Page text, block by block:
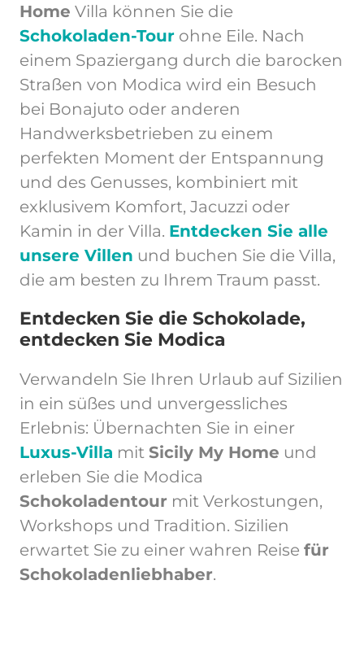
Home Villa können Sie die
Schokoladen-Tour ohne Eile. Nach
einem Spaziergang durch die barocken
Straßen von Modica wird ein Besuch
bei Bonajuto oder anderen
Handwerksbetrieben zu einem
perfekten Moment der Entspannung
und des Genusses, kombiniert mit
exklusivem Komfort, Jacuzzi oder
Kamin in der Villa. Entdecken Sie alle
unsere Villen und buchen Sie die Villa,
die am besten zu Ihrem Traum passt.
Entdecken Sie die Schokolade,
entdecken Sie Modica
Verwandeln Sie Ihren Urlaub auf Sizilien
in ein süßes und unvergessliches
Erlebnis: Übernachten Sie in einer
Luxus-Villa mit Sicily My Home und
erleben Sie die Modica
Schokoladentour mit Verkostungen,
Workshops und Tradition. Sizilien
erwartet Sie zu einer wahren Reise für
Schokoladenliebhaber.